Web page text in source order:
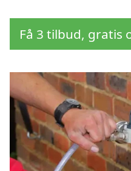
Få 3 tilbud, gratis